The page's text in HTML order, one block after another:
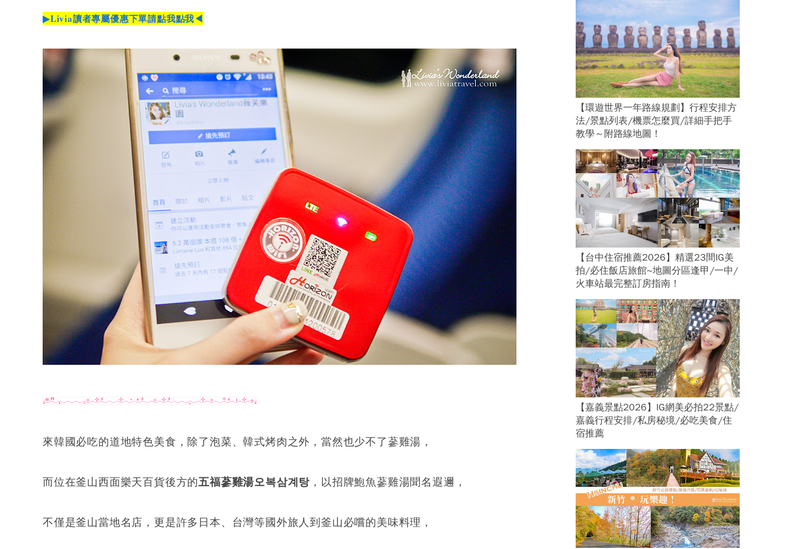
▶Livia讀者專屬優惠下單請點我點我◀
來韓國必吃的道地特色美食，除了泡菜、韓式烤肉之外，當然也少不了蔘雞湯，
而位在釜山西面樂天百貨後方的五福蔘雞湯오복삼계탕 ，以招牌鮑魚蔘雞湯聞名遐邇，
不僅是釜山當地名店，更是許多日本、台灣等國外旅人到釜山必嚐的美味料理，
【環遊世界一年路線規劃】行程安排方
法/景點列表/機票怎麼買/詳細手把手
教學～附路線地圖！
【台中住宿推薦2026】精選23間IG美
拍/必住飯店旅館~地圖分區逢甲/一中/
火車站最完整訂房指南！
【嘉義景點2026】IG網美必拍22景點/
嘉義行程安排/私房秘境/必吃美食/住
宿推薦